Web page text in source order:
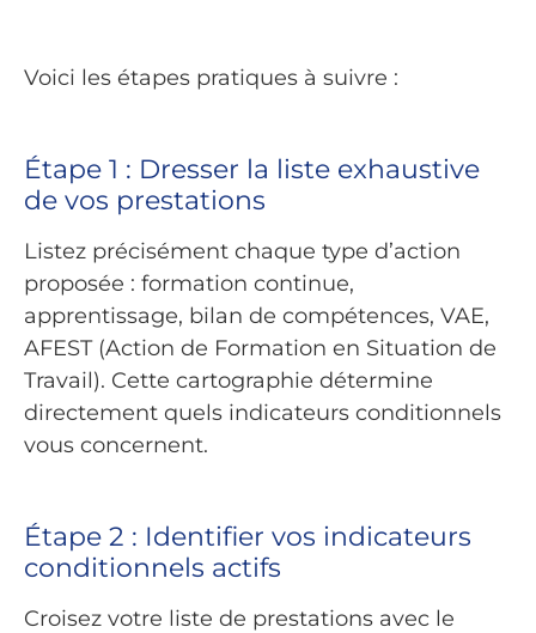
Voici les étapes pratiques à suivre :
Étape 1 : Dresser la liste exhaustive
de vos prestations
Listez précisément chaque type d’action
proposée : formation continue,
apprentissage, bilan de compétences, VAE,
AFEST (Action de Formation en Situation de
Travail). Cette cartographie détermine
directement quels indicateurs conditionnels
vous concernent.
Étape 2 : Identifier vos indicateurs
conditionnels actifs
Croisez votre liste de prestations avec le